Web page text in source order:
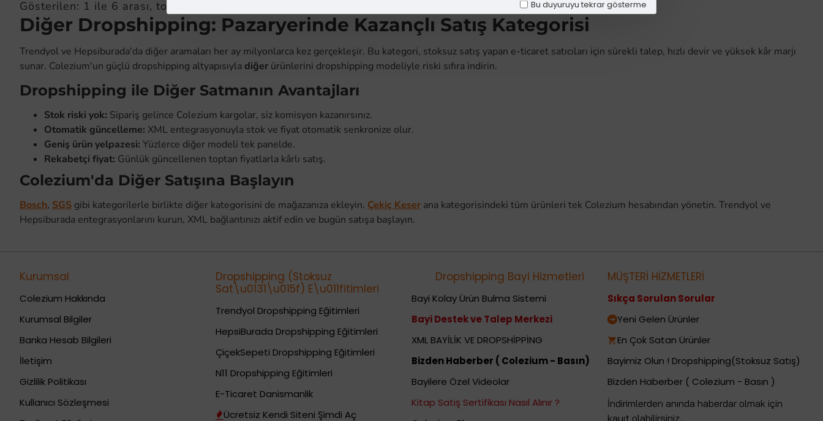
Bu duyuruyu tekrar gösterme
Gösterilen: 1 ile 6 arası, toplam: 6 (1 Sayfa)
Diğer Dropshipping: Pazaryerinde Kazançlı Satış Kategorisi
Trendyol ve Hepsiburada'da diğer aramaları her ay milyonlarca kez gerçekleşir. Bu kategori, stoksuz satış yapan e-ticaret satıcıları için sürekli talep, hızlı devir ve yüksek kâr marjı
sunar. Colezium'un güçlü dropshipping altyapısıyla diğer ürünlerini dropshipping modeliyle riski sıfıra indirin.
Dropshipping ile Diğer Satmanın Avantajları
Stok riski yok: Sipariş gelince Colezium kargolar, siz komisyon kazanırsınız.
Otomatik güncelleme: XML entegrasyonuyla stok ve fiyat otomatik senkronize olur.
Geniş ürün yelpazesi: Yüzlerce diğer modeli tek panelde.
Rekabetçi fiyat: Günlük güncellenen toptan fiyatlarla kârlı satış.
Colezium'da Diğer Satışına Başlayın
Bosch, SGS gibi kategorilerle birlikte diğer kategorisini de mağazanıza ekleyin. Çekiç Keser ana kategorisindeki tüm ürünleri tek Colezium hesabından yönetin. Trendyol ve
Hepsiburada entegrasyonlarını kurun, XML bağlantınızı aktif edin ve bugün satışa başlayın.
Kurumsal
Colezium Hakkında
Kurumsal Bilgiler
Banka Hesab Bilgileri
İletişim
Gizlilik Politikası
Kullanıcı Sözleşmesi
Dropshipping (Stoksuz
Sat\u0131\u015f) E\u011fitimleri
Trendyol Dropshipping Eğitimleri
HepsiBurada Dropshipping Eğitimleri
ÇiçekSepeti Dropshipping Eğitimleri
N11 Dropshipping Eğitimleri
E-Ticaret Danismanlik
Ücretsiz Kendi Siteni Şimdi Aç
Dropshipping Bayi Hizmetleri
Bayi Kolay Ürün Bulma Sistemi
Bayi Destek ve Talep Merkezi
XML BAYİLİK VE DROPSHİPPİNG
Bizden Haberber ( Colezium - Basın)
Bayilere Özel Videolar
Kitap Satış Sertifikası Nasıl Alınır ?
MÜŞTERİ HİZMETLERİ
Sıkça Sorulan Sorular
Yeni Gelen Ürünler
En Çok Satan Ürünler
Bayimiz Olun ! Dropshipping(Stoksuz Satış)
Bizden Haberber ( Colezium - Basın )
İndirimlerden anında haberdar olmak için
kayıt olabilirsiniz..